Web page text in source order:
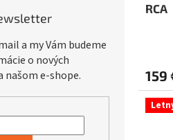
a my Vám budeme
o nových
našom e-shope.
RCA
159